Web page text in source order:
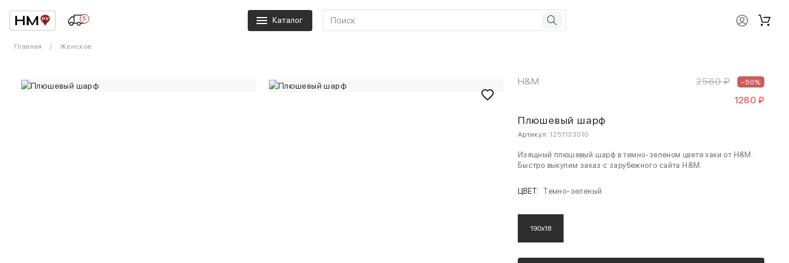
5 Каталог
Главная Женское
H&M 2560 ₽ –50%
1280 ₽
Плюшевый шарф
Артикул: 1251133010
Изящный плюшевый шарф в темно-зеленом цвете хаки от H&M.
Быстро выкупим заказ с зарубежного сайта H&M.
ЦВЕТ: Темно-зеленый
190x18